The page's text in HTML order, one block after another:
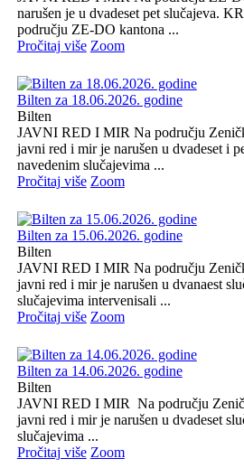
narušen je u dvadeset pet slučajeva.
području ZE-DO kantona ...
Pročitaj više Zoom
Bilten za 18.06.2026. godine
Bilten
JAVNI RED I MIR Na području
javni red i mir je narušen u dvadeset i
navedenim slučajevima ...
Pročitaj više Zoom
Bilten za 15.06.2026. godine
Bilten
JAVNI RED I MIR Na području
javni red i mir je narušen u dvanaest
slučajevima intervenisali ...
Pročitaj više Zoom
Bilten za 14.06.2026. godine
Bilten
JAVNI RED I MIR Na području
javni red i mir je narušen u dvadeset
slučajevima ...
Pročitaj više Zoom